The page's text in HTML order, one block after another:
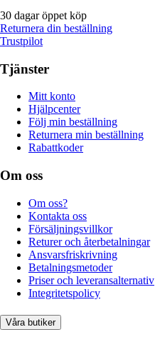
30 dagar öppet köp
Returnera din beställning
Trustpilot
Tjänster
Mitt konto
Hjälpcenter
Följ min beställning
Returnera min beställning
Rabattkoder
Om oss
Om oss?
Kontakta oss
Försäljningsvillkor
Returer och återbetalningar
Ansvarsfriskrivning
Betalningsmetoder
Priser och leveransalternativ
Integritetspolicy
Våra butiker